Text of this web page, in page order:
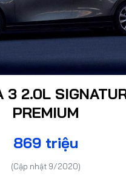
3 2.0L
PREMIUM
869 triệu
(Cập nhật 9/2020)